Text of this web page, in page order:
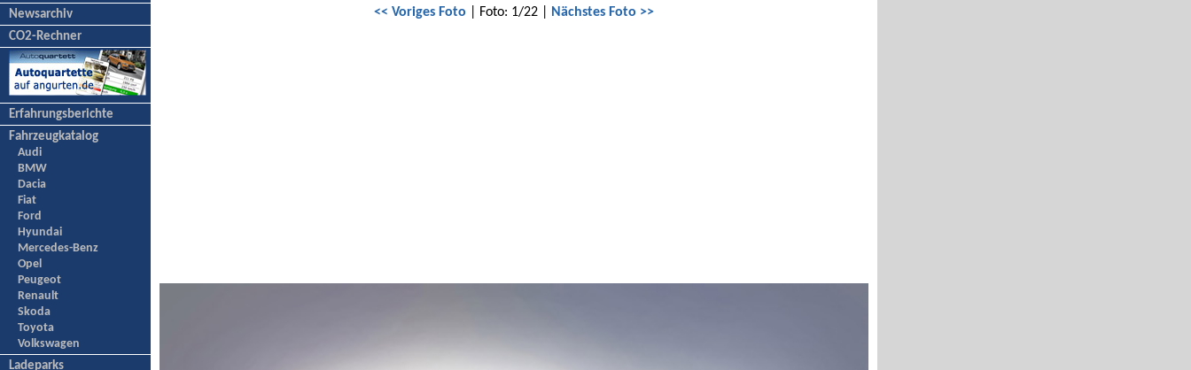
Newsarchiv
CO2-Rechner
Erfahrungsberichte
Fahrzeugkatalog
Audi
BMW
Dacia
Fiat
Ford
Hyundai
Mercedes-Benz
Opel
Peugeot
Renault
Skoda
Toyota
Volkswagen
Ladeparks
<< Voriges Foto | Foto: 1/22 | Nächstes Foto >>